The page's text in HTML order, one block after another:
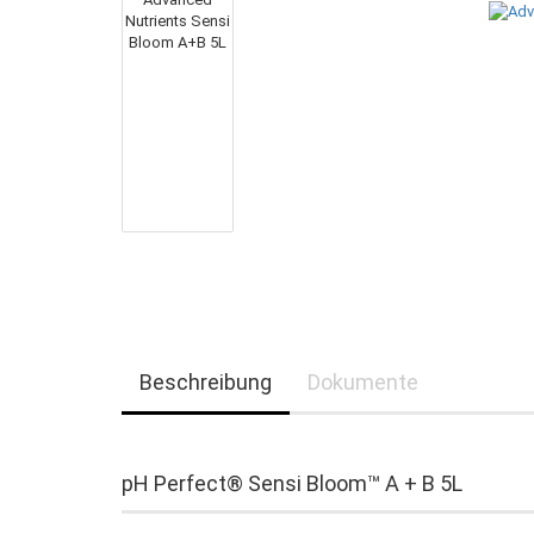
Beschreibung Dokumente
pH Perfect® Sensi Bloom™ A + B 5L